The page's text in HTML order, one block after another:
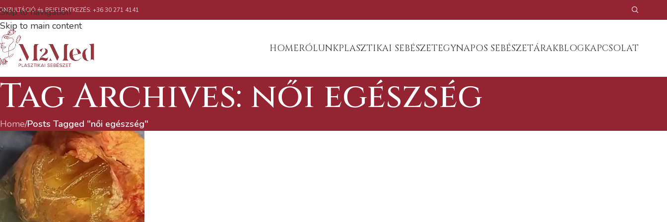
Skip to navigation
Skip to main content
és BEJELENTKEZÉS: +36 30 271 4141
HOMERÓLUNKPLASZTIKAI SEBÉSZETEGYNAPOS SEBÉSZETÁRAKBLOGKAPCSOLAT
Tag Archives: női egészség
Home/Posts Tagged "női egészség"